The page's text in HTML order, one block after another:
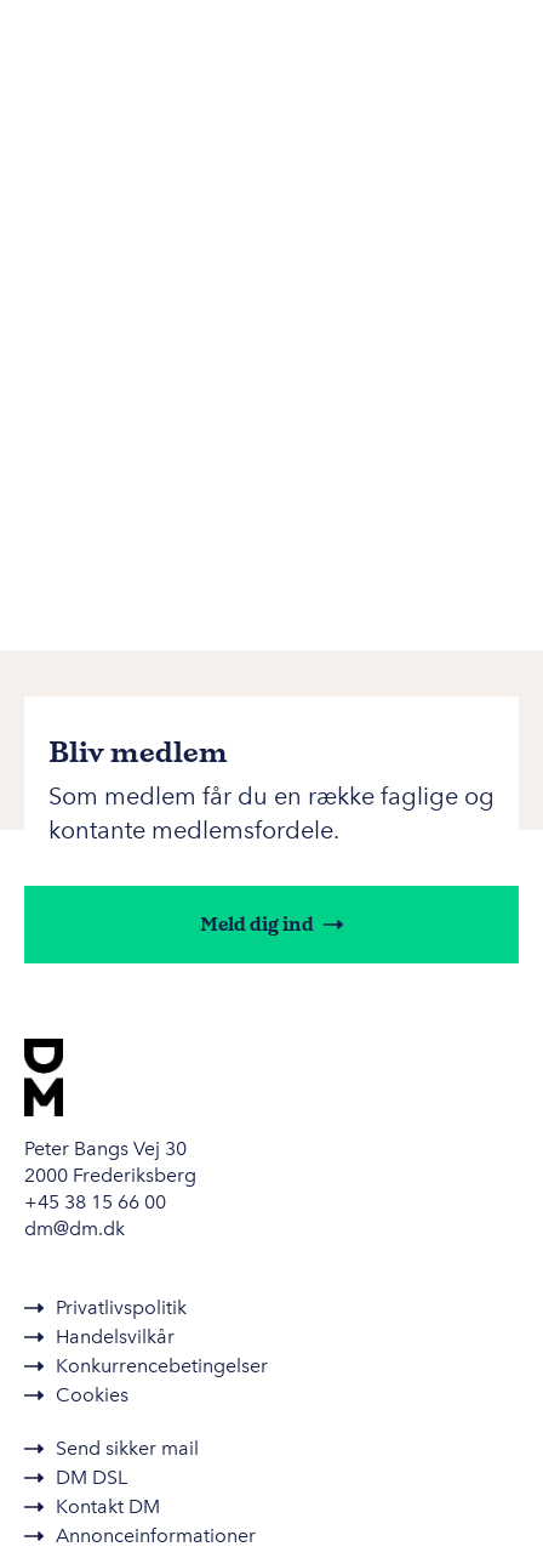
Bliv medlem
Som medlem får du en række faglige og
kontante medlemsfordele.
Meld dig ind
Peter Bangs Vej 30
2000 Frederiksberg
+45 38 15 66 00
dm@dm.dk
Privatlivspolitik
Handelsvilkår
Konkurrencebetingelser
Cookies
Send sikker mail
DM DSL
Kontakt DM
Annonceinformationer